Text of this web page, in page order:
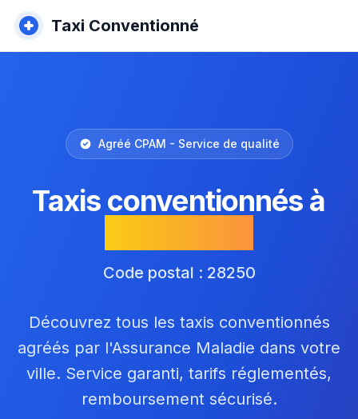
Taxi Conventionné
Agréé CPAM - Service de qualité
Taxis conventionnés à
Code postal : 28250
Découvrez tous les taxis conventionnés
agréés par l'Assurance Maladie dans votre
ville. Service garanti, tarifs réglementés,
remboursement sécurisé.